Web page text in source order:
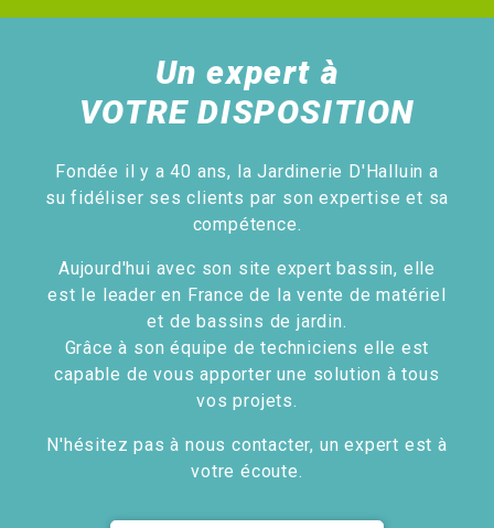
Un expert à
VOTRE DISPOSITION
Fondée il y a 40 ans, la Jardinerie D'Halluin a
su fidéliser ses clients par son expertise et sa
compétence.
Aujourd'hui avec son site expert bassin, elle
est le leader en France de la vente de matériel
et de bassins de jardin.
Grâce à son équipe de techniciens elle est
capable de vous apporter une solution à tous
vos projets.
N'hésitez pas à nous contacter, un expert est à
votre écoute.